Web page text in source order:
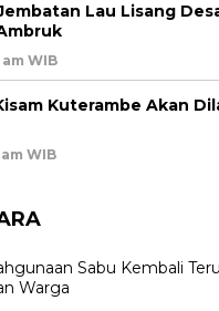
Lau Lisang
am WIB
Kuterambe Akan
WIB